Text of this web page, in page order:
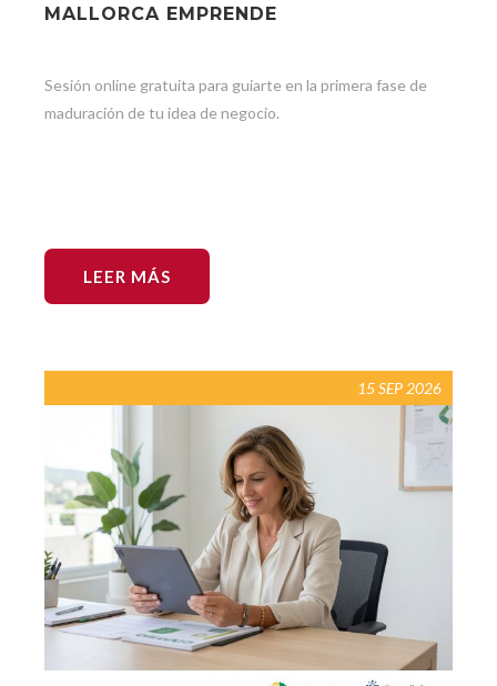
MALLORCA EMPRENDE
Sesión online gratuita para guiarte en la primera fase de
maduración de tu idea de negocio.
LEER MÁS
15 SEP 2026